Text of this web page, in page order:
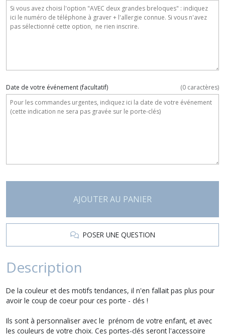
Date de votre événement (facultatif) (0 caractères)
AJOUTER AU PANIER
POSER UNE QUESTION
Description
De la couleur et des motifs tendances, il n'en fallait pas plus pour
avoir le coup de coeur pour ces porte - clés !
Ils sont à personnaliser avec le prénom de votre enfant, et avec
les couleurs de votre choix. Ces portes-clés seront l'accessoire